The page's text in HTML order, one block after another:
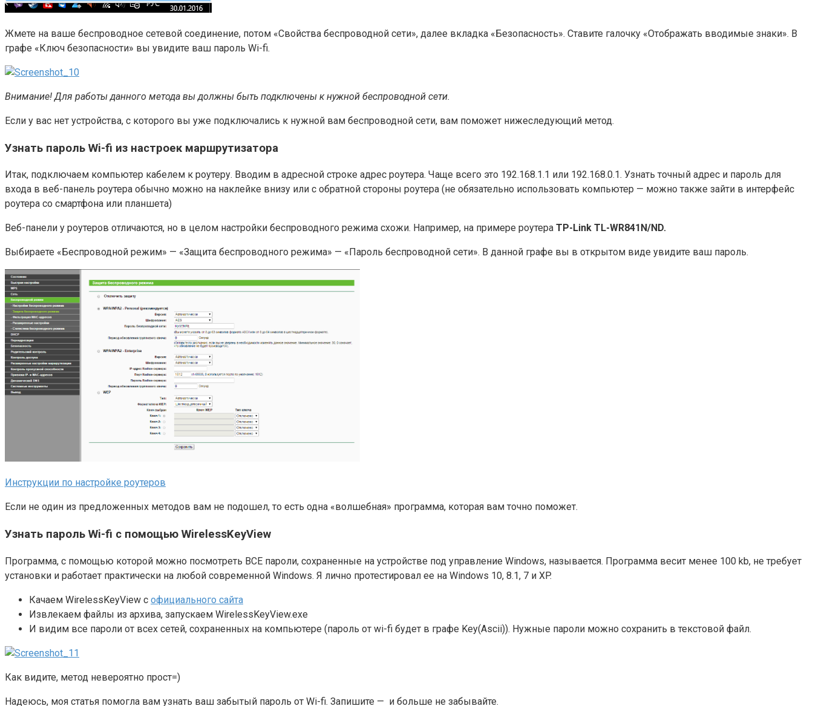
Жмете на ваше беспроводное сетевой соединение, потом «Свойства беспроводной сети», далее вкладка «Безопасность». Ставите галочку «Отображать вводимые знаки». В
графе «Ключ безопасности» вы увидите ваш пароль Wi-fi.
Внимание! Для работы данного метода вы должны быть подключены к нужной беспроводной сети.
Если у вас нет устройства, с которого вы уже подключались к нужной вам беспроводной сети, вам поможет нижеследующий метод.
Узнать пароль Wi-fi из настроек маршрутизатора
Итак, подключаем компьютер кабелем к роутеру. Вводим в адресной строке адрес роутера. Чаще всего это 192.168.1.1 или 192.168.0.1. Узнать точный адрес и пароль для
входа в веб-панель роутера обычно можно на наклейке внизу или с обратной стороны роутера (не обязательно использовать компьютер — можно также зайти в интерфейс
роутера со смартфона или планшета)
Веб-панели у роутеров отличаются, но в целом настройки беспроводного режима схожи. Например, на примере роутера TP-Link TL-WR841N/ND.
Выбираете «Беспроводной режим» — «Защита беспроводного режима» — «Пароль беспроводной сети». В данной графе вы в открытом виде увидите ваш пароль.
Инструкции по настройке роутеров
Если не один из предложенных методов вам не подошел, то есть одна «волшебная» программа, которая вам точно поможет.
Узнать пароль Wi-fi с помощью WirelessKeyView
Программа, с помощью которой можно посмотреть ВСЕ пароли, сохраненные на устройстве под управление Windows, называется. Программа весит менее 100 kb, не требует
установки и работает практически на любой современной Windows. Я лично протестировал ее на Windows 10, 8.1, 7 и XP.
Качаем WirelessKeyView с официального сайта
Извлекаем файлы из архива, запускаем WirelessKeyView.exe
И видим все пароли от всех сетей, сохраненных на компьютере (пароль от wi-fi будет в графе Key(Ascii)). Нужные пароли можно сохранить в текстовой файл.
Как видите, метод невероятно прост=)
Надеюсь, моя статья помогла вам узнать ваш забытый пароль от Wi-fi. Запишите — и больше не забывайте.